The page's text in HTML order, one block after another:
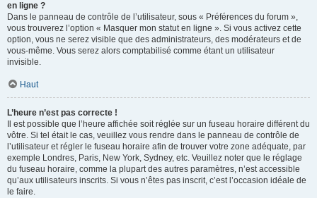
en ligne ?
Dans le panneau de contrôle de l’utilisateur, sous « Préférences du forum »,
vous trouverez l’option « Masquer mon statut en ligne ». Si vous activez cette
option, vous ne serez visible que des administrateurs, des modérateurs et de
vous-même. Vous serez alors comptabilisé comme étant un utilisateur
invisible.
Haut
L’heure n’est pas correcte !
Il est possible que l’heure affichée soit réglée sur un fuseau horaire différent du
vôtre. Si tel était le cas, veuillez vous rendre dans le panneau de contrôle de
l’utilisateur et régler le fuseau horaire afin de trouver votre zone adéquate, par
exemple Londres, Paris, New York, Sydney, etc. Veuillez noter que le réglage
du fuseau horaire, comme la plupart des autres paramètres, n’est accessible
qu’aux utilisateurs inscrits. Si vous n’êtes pas inscrit, c’est l’occasion idéale de
le faire.